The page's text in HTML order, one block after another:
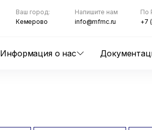
Информация о нас
Ваш город:
Кемерово
Напишите нам
info@mfmc.ru
По
+7